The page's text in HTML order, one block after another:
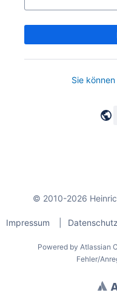
Sie
© 2010-2026
Impressum
Powered by Atlassian
Fehler/